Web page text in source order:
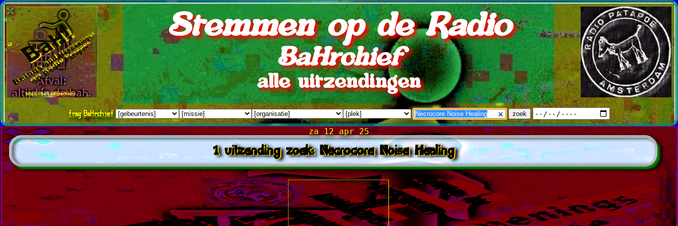
Stemmen op de Radio
BaHrchief
alle uitzendingen
fragBaHrchief
1 uitzending zoek: Necrocore Noise Healing
za 12 apr 25